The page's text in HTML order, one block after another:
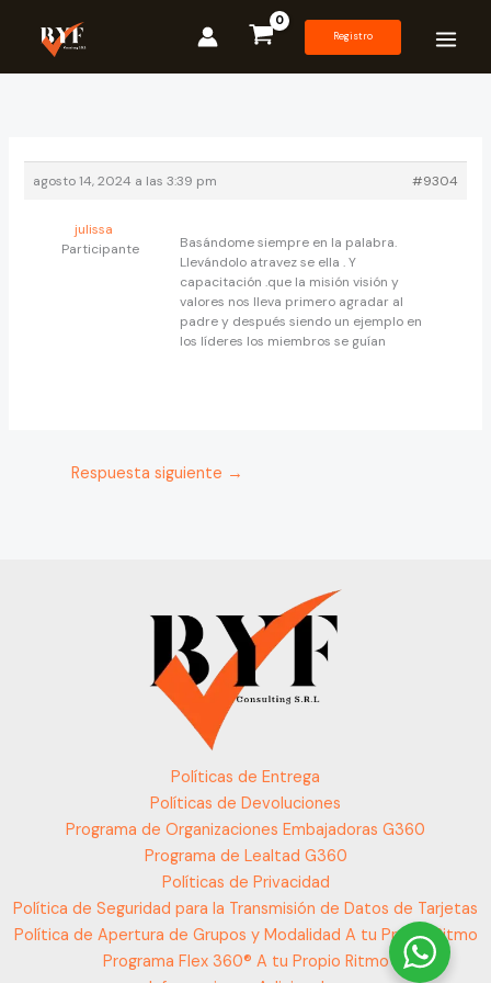
contenido
Registro
agosto 14, 2024 a las 3:39 pm #9304
julissa
Participante
Basándome siempre en la palabra.
Llevándolo atravez se ella . Y
capacitación .que la misión visión y
valores nos lleva primero agradar al
padre y después siendo un ejemplo en
los líderes los miembros se guían
Respuesta siguiente →
Políticas de Entrega
Políticas de Devoluciones
Programa de Organizaciones Embajadoras G360
Programa de Lealtad G360
Políticas de Privacidad
Política de Seguridad para la Transmisión de Datos de Tarjetas
Política de Apertura de Grupos y Modalidad A tu Propio Ritmo
Programa Flex 360® A tu Propio Ritmo